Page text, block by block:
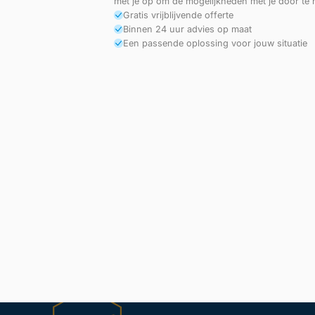
Gratis vrijblijvende offerte
Binnen 24 uur advies op maat
Een passende oplossing voor jouw situatie